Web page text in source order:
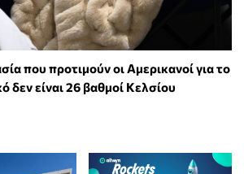
που προτιμούν οι Αμερικανοί για το
δεν είναι 26 βαθμοί Κελσίου